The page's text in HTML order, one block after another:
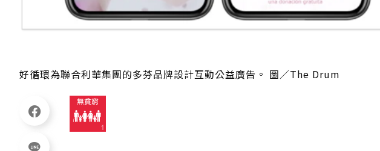
好循環為聯合利華集團的多芬品牌設計互動公益廣告。 圖／The Drum